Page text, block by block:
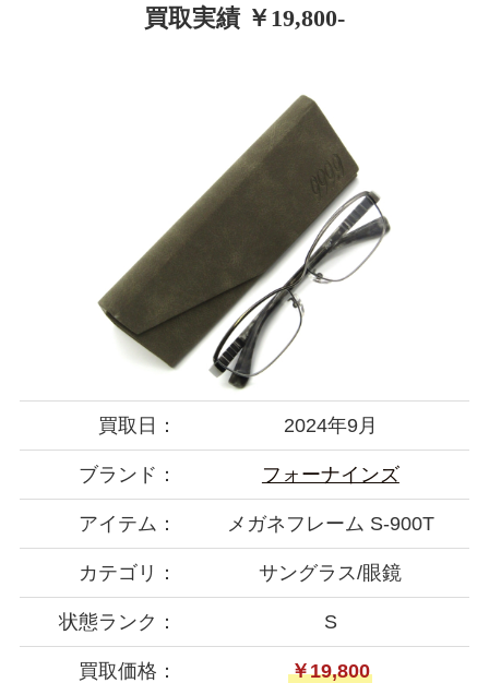
買取実績 ￥19,800-
買取日： 2024年9月
ブランド： フォーナインズ
アイテム： メガネフレーム S-900T
カテゴリ： サングラス/眼鏡
状態ランク： S
買取価格： ￥19,800